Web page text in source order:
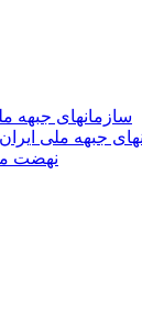
- سازمانهای جبهه
جبهه ملی
- نهضت